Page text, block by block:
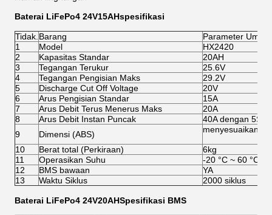
Baterai LiFePo4 24V15AHspesifikasi
Tidak. Barang
Parameter Umum
1
Model
HX2420
2
Kapasitas Standar
20AH
3
Tegangan Terukur
25.6V
4
Tegangan Pengisian Maks
29.2V
5
Discharge Cut Off Voltage
20V
6
Arus Pengisian Standar
15A
7
Arus Debit Terus Menerus Maks
20A
8
Arus Debit Instan Puncak
40A dengan 5S
9
Dimensi (ABS) menyesuaikan
10 Berat total (Perkiraan)
6kg
11
Operasikan Suhu
-20 °C ~ 60 °C
12
BMS bawaan
YA
13
Waktu Siklus 2000 siklus
Baterai LiFePo4 24V20AHSpesifikasi BMS